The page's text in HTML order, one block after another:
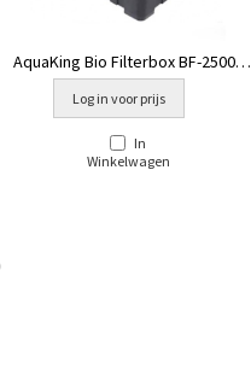
AquaKing Bio Filterbox BF-25000
[8,5kg]
Log in voor prijs
In
Winkelwagen